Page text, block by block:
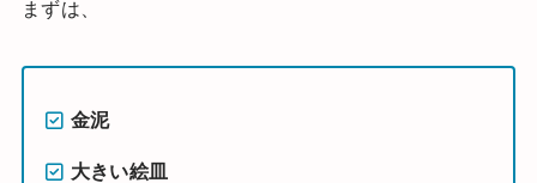
まずは、
金泥
大きい絵皿